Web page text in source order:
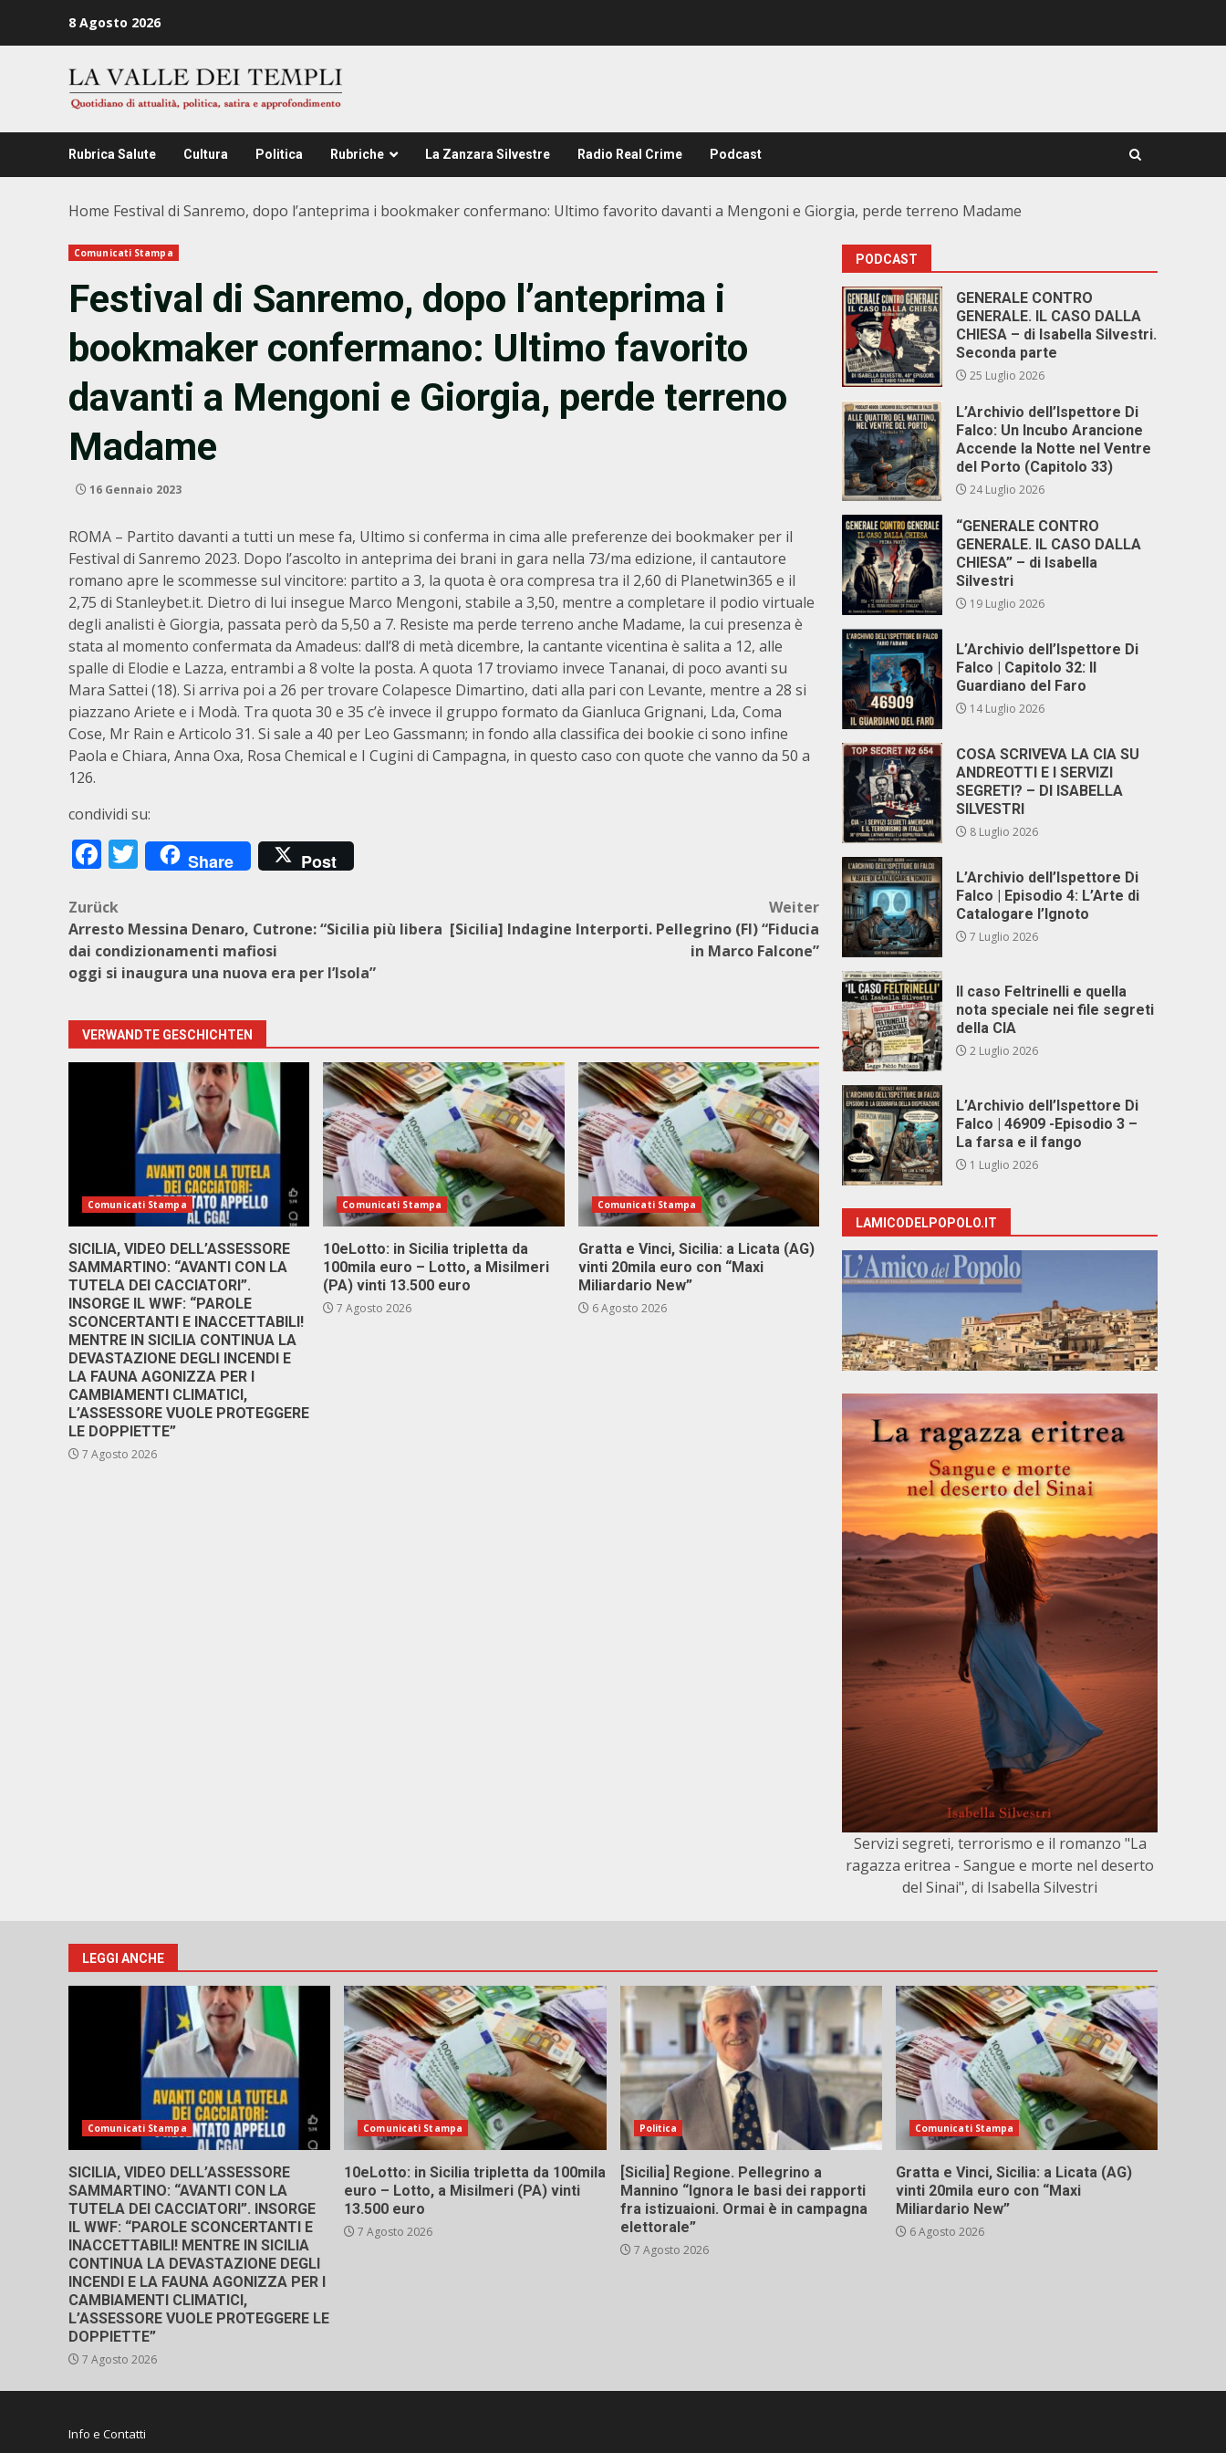
8 Agosto 2026
Rubrica Salute Cultura Politica Rubriche La Zanzara Silvestre Radio Real Crime Podcast
Home Festival di Sanremo, dopo l’anteprima i bookmaker confermano: Ultimo favorito davanti a Mengoni e Giorgia, perde terreno Madame
Comunicati Stampa
Festival di Sanremo, dopo l’anteprima i
bookmaker confermano: Ultimo favorito
davanti a Mengoni e Giorgia, perde terreno
Madame
16 Gennaio 2023
ROMA – Partito davanti a tutti un mese fa, Ultimo si conferma in cima alle preferenze dei bookmaker per il
Festival di Sanremo 2023. Dopo l’ascolto in anteprima dei brani in gara nella 73/ma edizione, il cantautore
romano apre le scommesse sul vincitore: partito a 3, la quota è ora compresa tra il 2,60 di Planetwin365 e il
2,75 di Stanleybet.it. Dietro di lui insegue Marco Mengoni, stabile a 3,50, mentre a completare il podio virtuale
degli analisti è Giorgia, passata però da 5,50 a 7. Resiste ma perde terreno anche Madame, la cui presenza è
stata al momento confermata da Amadeus: dall’8 di metà dicembre, la cantante vicentina è salita a 12, alle
spalle di Elodie e Lazza, entrambi a 8 volte la posta. A quota 17 troviamo invece Tananai, di poco avanti su
Mara Sattei (18). Si arriva poi a 26 per trovare Colapesce Dimartino, dati alla pari con Levante, mentre a 28 si
piazzano Ariete e i Modà. Tra quota 30 e 35 c’è invece il gruppo formato da Gianluca Grignani, Lda, Coma
Cose, Mr Rain e Articolo 31. Si sale a 40 per Leo Gassmann; in fondo alla classifica dei bookie ci sono infine
Paola e Chiara, Anna Oxa, Rosa Chemical e I Cugini di Campagna, in questo caso con quote che vanno da 50 a
126.
condividi su:
Facebook
Twitter
Share Post
Beitragsnavigation
Zurück
Arresto Messina Denaro, Cutrone: “Sicilia più libera
dai condizionamenti mafiosi
oggi si inaugura una nuova era per l’Isola”
Weiter
[Sicilia] Indagine Interporti. Pellegrino (FI) “Fiducia
in Marco Falcone”
VERWANDTE GESCHICHTEN
Comunicati Stampa
SICILIA, VIDEO DELL’ASSESSORE
SAMMARTINO: “AVANTI CON LA
TUTELA DEI CACCIATORI”.
INSORGE IL WWF: “PAROLE
SCONCERTANTI E INACCETTABILI!
MENTRE IN SICILIA CONTINUA LA
DEVASTAZIONE DEGLI INCENDI E
LA FAUNA AGONIZZA PER I
CAMBIAMENTI CLIMATICI,
L’ASSESSORE VUOLE PROTEGGERE
LE DOPPIETTE”
7 Agosto 2026
Comunicati Stampa
10eLotto: in Sicilia tripletta da
100mila euro – Lotto, a Misilmeri
(PA) vinti 13.500 euro
7 Agosto 2026
Comunicati Stampa
Gratta e Vinci, Sicilia: a Licata (AG)
vinti 20mila euro con “Maxi
Miliardario New”
6 Agosto 2026
PODCAST
GENERALE CONTRO
GENERALE. IL CASO DALLA
CHIESA – di Isabella Silvestri.
Seconda parte
25 Luglio 2026
L’Archivio dell’Ispettore Di
Falco: Un Incubo Arancione
Accende la Notte nel Ventre
del Porto (Capitolo 33)
24 Luglio 2026
“GENERALE CONTRO
GENERALE. IL CASO DALLA
CHIESA” – di Isabella
Silvestri
19 Luglio 2026
L’Archivio dell’Ispettore Di
Falco | Capitolo 32: Il
Guardiano del Faro
14 Luglio 2026
COSA SCRIVEVA LA CIA SU
ANDREOTTI E I SERVIZI
SEGRETI? – DI ISABELLA
SILVESTRI
8 Luglio 2026
L’Archivio dell’Ispettore Di
Falco | Episodio 4: L’Arte di
Catalogare l’Ignoto
7 Luglio 2026
Il caso Feltrinelli e quella
nota speciale nei file segreti
della CIA
2 Luglio 2026
L’Archivio dell’Ispettore Di
Falco | 46909 -Episodio 3 –
La farsa e il fango
1 Luglio 2026
LAMICODELPOPOLO.IT
Servizi segreti, terrorismo e il romanzo "La
ragazza eritrea - Sangue e morte nel deserto
del Sinai", di Isabella Silvestri
LEGGI ANCHE
Comunicati Stampa
SICILIA, VIDEO DELL’ASSESSORE
SAMMARTINO: “AVANTI CON LA
TUTELA DEI CACCIATORI”. INSORGE
IL WWF: “PAROLE SCONCERTANTI E
INACCETTABILI! MENTRE IN SICILIA
CONTINUA LA DEVASTAZIONE DEGLI
INCENDI E LA FAUNA AGONIZZA PER I
CAMBIAMENTI CLIMATICI,
L’ASSESSORE VUOLE PROTEGGERE LE
DOPPIETTE”
7 Agosto 2026
Comunicati Stampa
10eLotto: in Sicilia tripletta da 100mila
euro – Lotto, a Misilmeri (PA) vinti
13.500 euro
7 Agosto 2026
Politica
[Sicilia] Regione. Pellegrino a
Mannino “Ignora le basi dei rapporti
fra istizuaioni. Ormai è in campagna
elettorale”
7 Agosto 2026
Comunicati Stampa
Gratta e Vinci, Sicilia: a Licata (AG)
vinti 20mila euro con “Maxi
Miliardario New”
6 Agosto 2026
Info e Contatti